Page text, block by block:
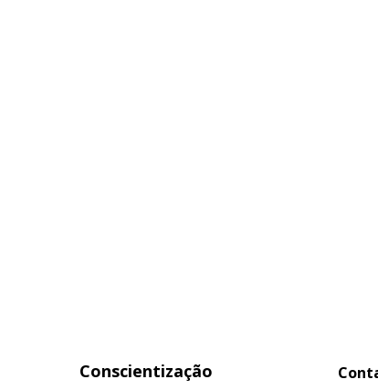
Conscientização